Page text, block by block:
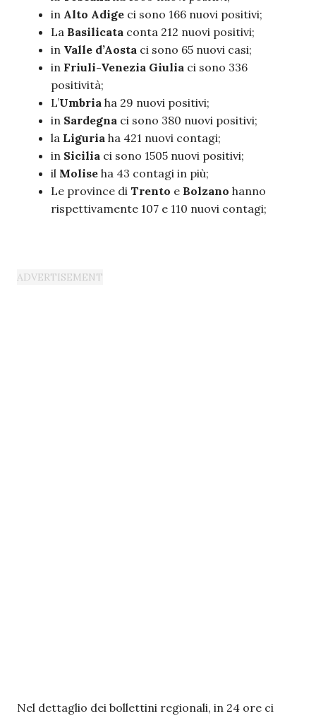
in Alto Adige ci sono 166 nuovi positivi;
La Basilicata conta 212 nuovi positivi;
in Valle d’Aosta ci sono 65 nuovi casi;
in Friuli-Venezia Giulia ci sono 336
positività;
L’Umbria ha 29 nuovi positivi;
in Sardegna ci sono 380 nuovi positivi;
la Liguria ha 421 nuovi contagi;
in Sicilia ci sono 1505 nuovi positivi;
il Molise ha 43 contagi in più;
Le province di Trento e Bolzano hanno
rispettivamente 107 e 110 nuovi contagi;
Nel dettaglio dei bollettini regionali, in 24 ore ci